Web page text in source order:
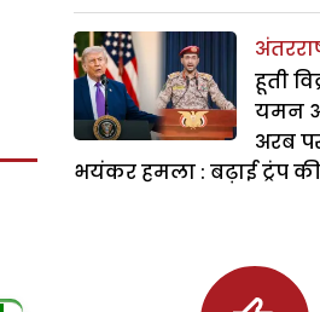
हूती
यमन
अरब
भयंकर हमला : बढ़ाई ट्रंप